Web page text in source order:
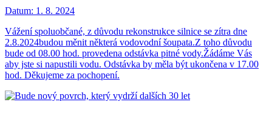
Datum: 1. 8. 2024
Vážení spoluobčané, z důvodu rekonstrukce silnice se zítra dne
2.8.2024budou měnit některá vodovodní šoupata.Z toho důvodu
bude od 08.00 hod. provedena odstávka pitné vody.Žádáme Vás
aby jste si napustili vodu. Odstávka by měla být ukončena v 17.00
hod. Děkujeme za pochopení.